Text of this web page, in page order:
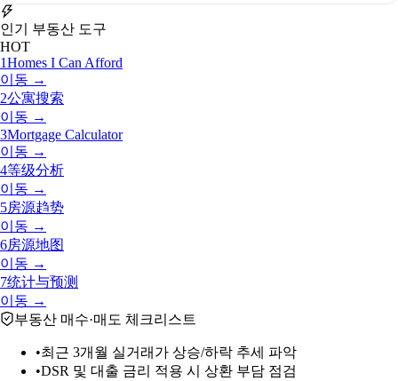
인기 부동산 도구
HOT
1Homes I Can Afford
이동 →
2公寓搜索
이동 →
3Mortgage Calculator
이동 →
4等级分析
이동 →
5房源趋势
이동 →
6房源地图
이동 →
7统计与预测
이동 →
부동산 매수·매도 체크리스트
•최근 3개월 실거래가 상승/하락 추세 파악
•DSR 및 대출 금리 적용 시 상환 부담 점검